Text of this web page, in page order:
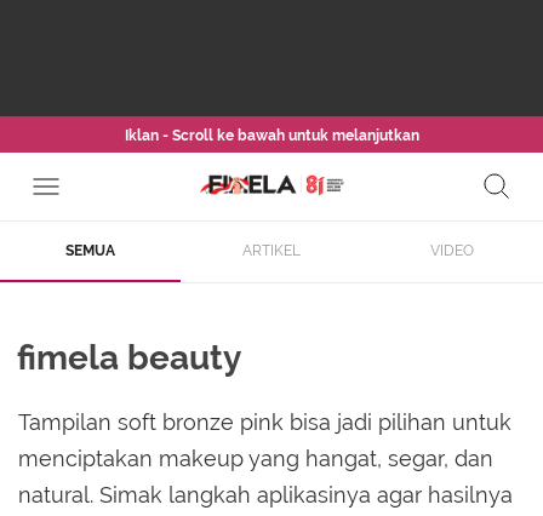
Iklan - Scroll ke bawah untuk melanjutkan
SEMUA ARTIKEL VIDEO
fimela beauty
Tampilan soft bronze pink bisa jadi pilihan untuk
menciptakan makeup yang hangat, segar, dan
natural. Simak langkah aplikasinya agar hasilnya